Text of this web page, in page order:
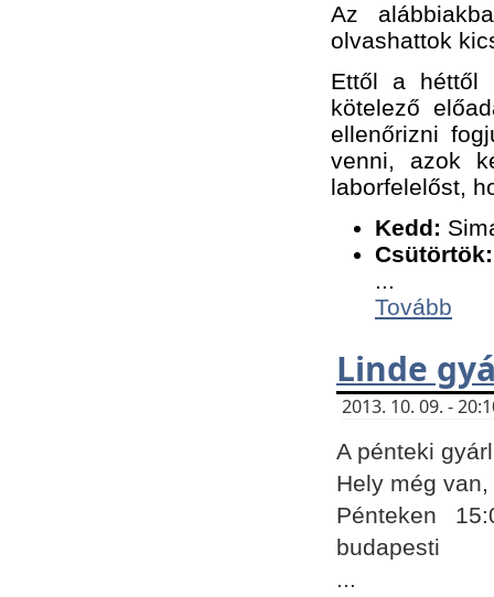
Az
olvashattok
Ettől a héttől
kötelező
ellenőrizni
venni, azok
laborfelelőst,
Kedd:
Csütörtök:
...
Tovább
Linde
2013. 10. 09. -
A pénteki
Hely még
Pénteken
budapesti
...